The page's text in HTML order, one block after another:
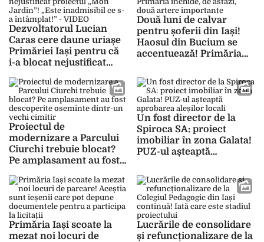
Dezvoltatorul Lucian
Caras cere daune uriașe
Primăriei Iași pentru că
i-a blocat nejustificat
„Este inadmisibil ce s-a
întâmplat!” – VIDEO
Două luni de calvar
pentru șoferii din Iași!
Haosul din Bucium se
accentuează! Primăria
artere importante
Proiectul de
modernizare a Parcului
Ciurchi trebuie blocat?
Pe amplasament au fost
dintr-un vechi cimitir
Un fost director de la
Spiroca SA: proiect
imobiliar în zona Galata!
PUZ-ul așteaptă
Primăria Iași scoate la
mezat noi locuri de
Lucrările de consolidare
și refuncționalizare de la